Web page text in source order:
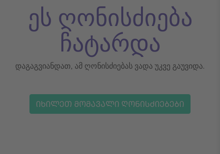
ეს ღონისძიება
ჩატარდა
დაგაგვიანდათ, ამ ღონისძიებას ვადა უკვე გაუვიდა.
ᲘᲮᲘᲚᲔᲗ ᲛᲝᲛᲐᲕᲐᲚᲘ ᲦᲝᲜᲘᲡᲫᲘᲔᲑᲔᲑᲘ